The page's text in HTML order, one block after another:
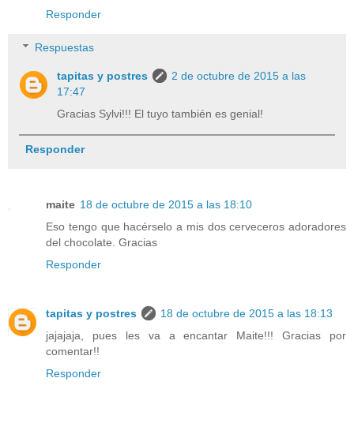
Responder
Respuestas
tapitas y postres
2 de octubre de 2015 a las
17:47
Gracias Sylvi!!! El tuyo también es genial!
Responder
maite 18 de octubre de 2015 a las 18:10
Eso tengo que hacérselo a mis dos cerveceros adoradores
del chocolate. Gracias
Responder
tapitas y postres
18 de octubre de 2015 a las 18:13
jajajaja, pues les va a encantar Maite!!! Gracias por
comentar!!
Responder